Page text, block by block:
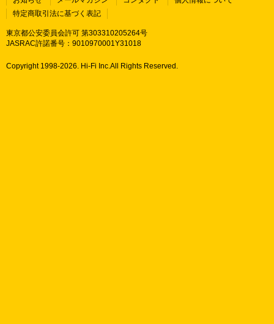
特定商取引法に基づく表記
東京都公安委員会許可 第303310205264号
JASRAC許諾番号：9010970001Y31018
Copyright 1998-2026. Hi-Fi Inc.All Rights Reserved.